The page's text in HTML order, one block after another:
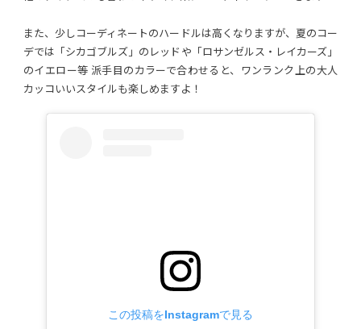
また、少しコーディネートのハードルは高くなりますが、夏のコー
デでは「シカゴブルズ」のレッドや「ロサンゼルス・レイカーズ」
のイエロー等 派手目のカラーで合わせると、ワンランク上の大人
カッコいいスタイルも楽しめますよ！
この投稿をInstagramで見る